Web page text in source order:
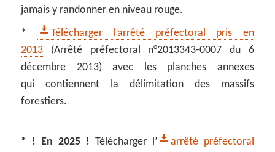
jamais y randonner en niveau rouge.
*
Télécharger l’arrêté préfectoral pris en
2013 (Arrêté préfectoral n°2013343-0007 du 6
décembre 2013) avec les planches annexes
qui contiennent la délimitation des massifs
forestiers.
* ! En 2025 ! Télécharger l’ arrêté préfectoral